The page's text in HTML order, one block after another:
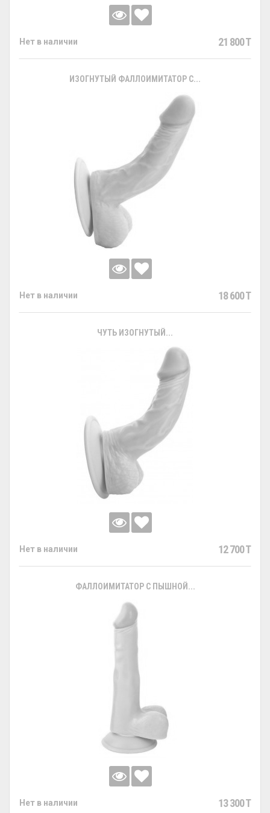
Нет в наличии 21 800 T
ИЗОГНУТЫЙ ФАЛЛОИМИТАТОР С...
Нет в наличии 18 600 T
ЧУТЬ ИЗОГНУТЫЙ...
Нет в наличии 12 700 T
ФАЛЛОИМИТАТОР С ПЫШНОЙ...
Нет в наличии 13 300 T